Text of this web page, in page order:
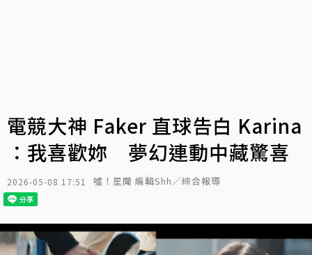
電競大神 Faker 直球告白 Karina
：我喜歡妳 夢幻連動中藏驚喜
2026-05-08 17:51 噓！星聞 編輯Shh／綜合報導